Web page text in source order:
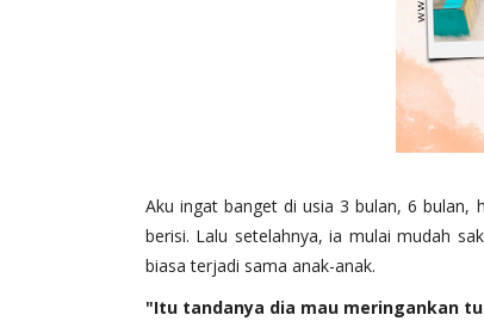
Aku ingat banget di usia 3 bulan, 6 bulan,
berisi. Lalu setelahnya, ia mulai mudah
biasa terjadi sama anak-anak.
"Itu tandanya dia mau meringankan